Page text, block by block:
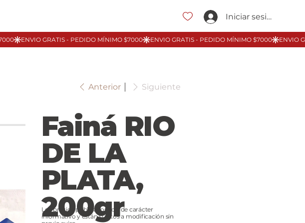
Iniciar sesión
Anterior Siguiente
Fainá RIO
DE LA
PLATA,
200gr
Los precios publicados son de carácter
informativo y están sujetos a modificación sin